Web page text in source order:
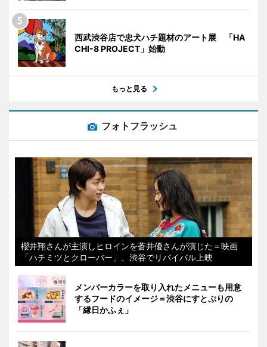
西武渋谷店で忠犬ハチ題材のアート展 「HA
CHI-8 PROJECT」始動
もっと見る
フォトフラッシュ
櫻井翔さんが主演しヒロインを蒼井優さんが演じた＝映画
「ハチミツとクローバー」、渋谷でリバイバル上映
メンバーカラーを取り入れたメニューも用意
するフードのイメージ＝渋谷にすとぷりの
「縁日かふぇ」